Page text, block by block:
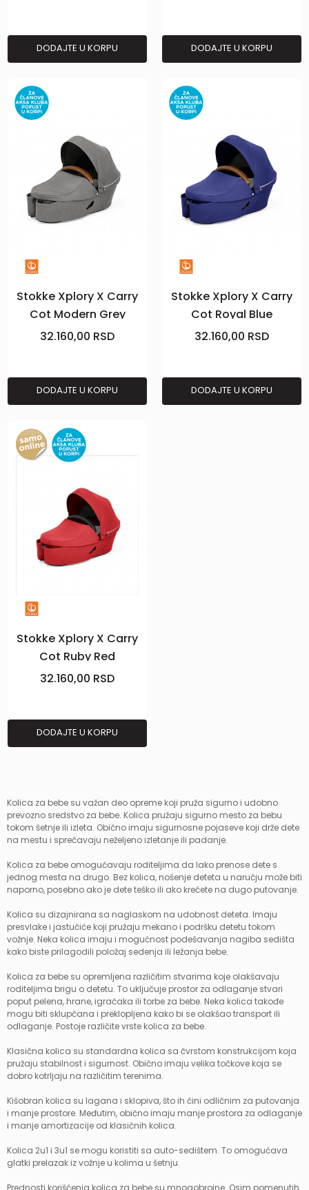
DODAJTE U KORPU DODAJTE U KORPU
Stokke Xplory X Carry
Cot Modern Grey
32.160,00 RSD
DODAJTE U KORPU
Stokke Xplory X Carry
Cot Royal Blue
32.160,00 RSD
DODAJTE U KORPU
Stokke Xplory X Carry
Cot Ruby Red
32.160,00 RSD
DODAJTE U KORPU
Kolica za bebe su važan deo opreme koji pruža sigurno i udobno
prevozno sredstvo za bebe. Kolica pružaju sigurno mesto za bebu
tokom šetnje ili izleta. Obično imaju sigurnosne pojaseve koji drže dete
na mestu i sprečavaju neželjeno izletanje ili padanje.
Kolica za bebe omogućavaju roditeljima da lako prenose dete s
jednog mesta na drugo. Bez kolica, nošenje deteta u naručju može biti
naporno, posebno ako je dete teško ili ako krećete na dugo putovanje.
Kolica su dizajnirana sa naglaskom na udobnost deteta. Imaju
presvlake i jastučiće koji pružaju mekano i podršku detetu tokom
vožnje. Neka kolica imaju i mogućnost podešavanja nagiba sedišta
kako biste prilagodili položaj sedenja ili ležanja bebe.
Kolica za bebe su opremljena različitim stvarima koje olakšavaju
roditeljima brigu o detetu. To uključuje prostor za odlaganje stvari
poput pelena, hrane, igračaka ili torbe za bebe. Neka kolica takođe
mogu biti sklupčana i preklopljena kako bi se olakšao transport ili
odlaganje. Postoje različite vrste kolica za bebe.
Klasična kolica su standardna kolica sa čvrstom konstrukcijom koja
pružaju stabilnost i sigurnost. Obično imaju velika točkove koja se
dobro kotrljaju na različitim terenima.
Kišobran kolica su lagana i sklopiva, što ih čini odličnim za putovanja
i manje prostore. Međutim, obično imaju manje prostora za odlaganje
i manje amortizacije od klasičnih kolica.
Kolica 2u1 i 3u1 se mogu koristiti sa auto-sedištem. To omogućava
glatki prelazak iz vožnje u kolima u šetnju.
Prednosti korišćenja kolica za bebe su mnogobrojne. Osim pomenutih